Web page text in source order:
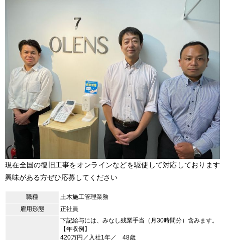
現在全国の復旧工事をオンラインなどを駆使して対応しております
興味がある方ぜひ応募してください
職種
土木施工管理業務
雇用形態
正社員
下記給与には、みなし残業手当（月30時間分）含みます。
【年収例】
420万円／入社1年／ 48歳